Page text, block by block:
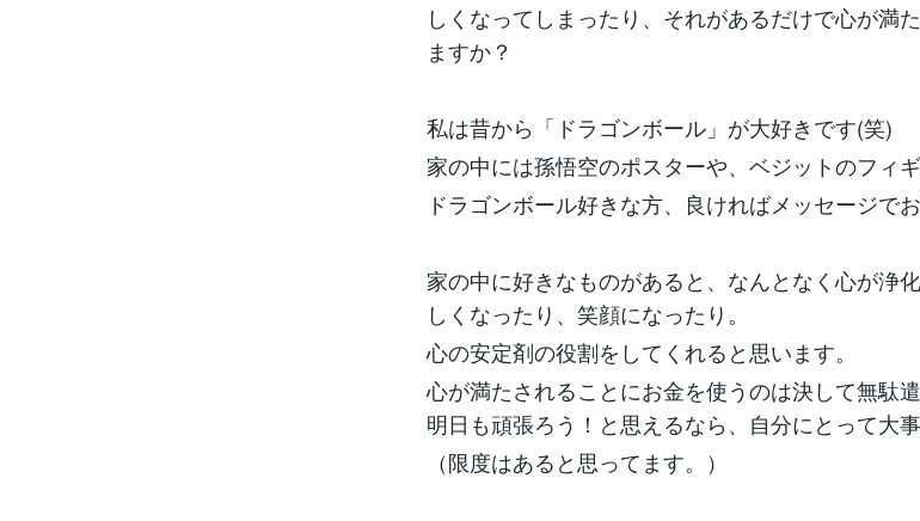
しくなってしまったり、それがあるだけで心が満
ますか？
私は昔から「ドラゴンボール」が大好きです(笑)
家の中には孫悟空のポスターや、ベジットのフィ
ドラゴンボール好きな方、良ければメッセージで
家の中に好きなものがあると、なんとなく心が浄
しくなったり、笑顔になったり。
心の安定剤の役割をしてくれると思います。
心が満たされることにお金を使うのは決して無駄
明日も頑張ろう！と思えるなら、自分にとって大
（限度はあると思ってます。）